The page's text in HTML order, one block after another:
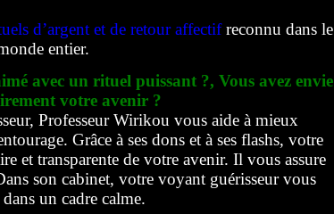
d’argent et de retour affectif reconnu dans le
entier.
avec un rituel puissant ?, Vous avez envie
votre avenir ?
Professeur Wirikou vous aide à mieux
Grâce à ses dons et à ses flashs, votre
et transparente de votre avenir. Il vous assure
son cabinet, votre voyant guérisseur vous
un cadre calme.